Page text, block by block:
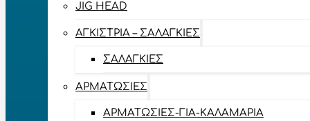
JIG HEAD
ΑΓΚΊΣΤΡΙΑ – ΣΑΛΑΓΚΙΈΣ
ΣΑΛΑΓΚΙΈΣ
ΑΡΜΑΤΩΣΙΈΣ
ΑΡΜΑΤΩΣΙΈΣ-ΓΙΑ-ΚΑΛΑΜΆΡΙΑ